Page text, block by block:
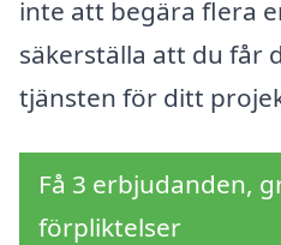
inte att begära flera
säkerställa att du får
tjänsten för ditt
Få 3 erbjudanden,
förpliktelser